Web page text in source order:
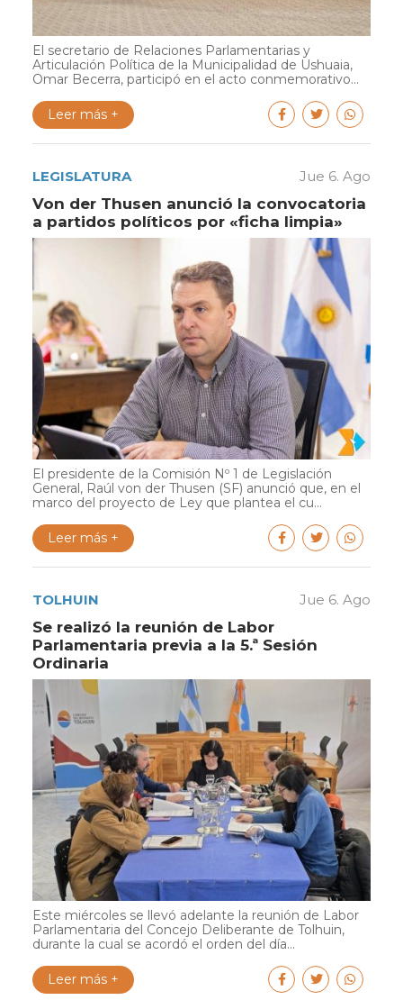
El secretario de Relaciones Parlamentarias y
Articulación Política de la Municipalidad de Ushuaia,
Omar Becerra, participó en el acto conmemorativo...
Leer más +
LEGISLATURA Jue 6. Ago
Von der Thusen anunció la convocatoria
a partidos políticos por «ficha limpia»
El presidente de la Comisión Nº 1 de Legislación
General, Raúl von der Thusen (SF) anunció que, en el
marco del proyecto de Ley que plantea el cu...
Leer más +
TOLHUIN Jue 6. Ago
Se realizó la reunión de Labor
Parlamentaria previa a la 5.ª Sesión
Ordinaria
Este miércoles se llevó adelante la reunión de Labor
Parlamentaria del Concejo Deliberante de Tolhuin,
durante la cual se acordó el orden del día...
Leer más +